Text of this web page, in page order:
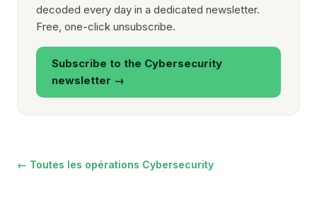
decoded every day in a dedicated newsletter.
Free, one-click unsubscribe.
Subscribe to the Cybersecurity
newsletter →
← Toutes les opérations Cybersecurity